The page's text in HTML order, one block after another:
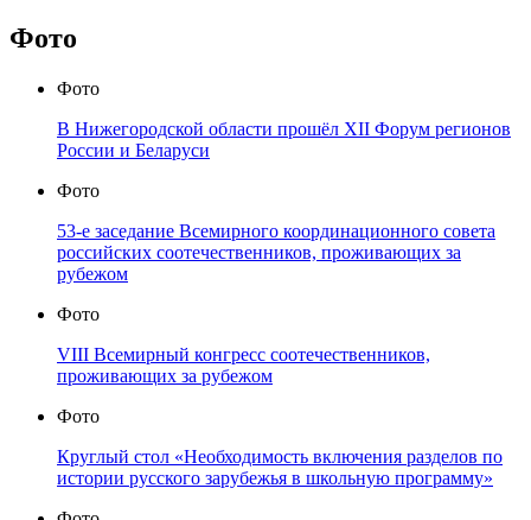
Фото
Фото
В Нижегородской области прошёл XII Форум регионов
России и Беларуси
Фото
53-е заседание Всемирного координационного совета
российских соотечественников, проживающих за
рубежом
Фото
VIII Всемирный конгресс соотечественников,
проживающих за рубежом
Фото
Круглый стол «Необходимость включения разделов по
истории русского зарубежья в школьную программу»